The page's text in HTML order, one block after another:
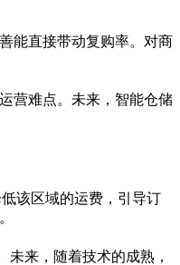
能直接带动复购率。对商
营难点。未来，智能仓储
该区域的运费，引导订
来，随着技术的成熟，